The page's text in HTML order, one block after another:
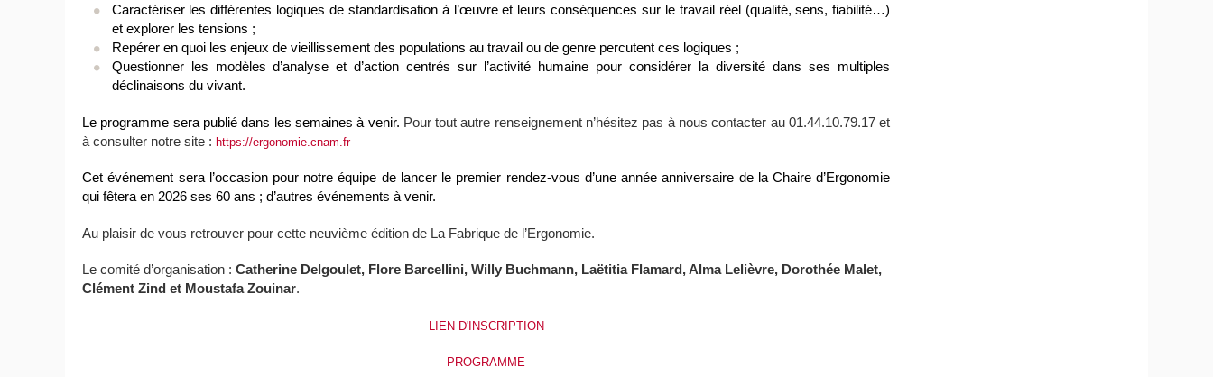
Caractériser les différentes logiques de standardisation à l’œuvre et leurs conséquences sur le travail réel (qualité, sens, fiabilité…)
et explorer les tensions ;
Repérer en quoi les enjeux de vieillissement des populations au travail ou de genre percutent ces logiques ;
Questionner les modèles d’analyse et d’action centrés sur l’activité humaine pour considérer la diversité dans ses multiples
déclinaisons du vivant.
Le programme sera publié dans les semaines à venir. Pour tout autre renseignement n’hésitez pas à nous contacter au 01.44.10.79.17 et
à consulter notre site :https://ergonomie.cnam.fr
Cet événement sera l’occasion pour notre équipe de lancer le premier rendez-vous d’une année anniversaire de la Chaire d’Ergonomie
qui fêtera en 2026 ses 60 ans ; d’autres événements à venir.
Au plaisir de vous retrouver pour cette neuvième édition de La Fabrique de l’Ergonomie.
Le comité d’organisation :Catherine Delgoulet, Flore Barcellini, Willy Buchmann, Laëtitia Flamard, Alma Lelièvre, Dorothée Malet,
Clément Zind et Moustafa Zouinar.
LIEN D'INSCRIPTION
PROGRAMME